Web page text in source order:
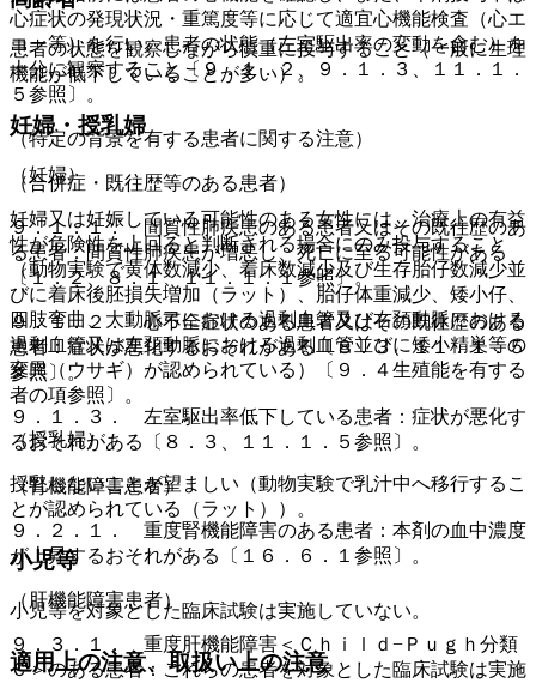
患者の状態を観察しながら慎重に投与すること（一般に生理
機能が低下していることが多い）。
妊婦・授乳婦
（妊婦）
妊婦又は妊娠している可能性のある女性には、治療上の有益
性が危険性を上回ると判断される場合にのみ投与すること
（動物実験で黄体数減少、着床数減少及び生存胎仔数減少並
びに着床後胚損失増加（ラット）、胎仔体重減少、矮小仔、
四肢弯曲、大動脈弓における過剰血管及び右頚動脈における
過剰血管又は左頚動脈における過剰血管並びに矮小精巣等の
変異（ウサギ）が認められている）〔９．４生殖能を有する
者の項参照〕。
（授乳婦）
授乳しないことが望ましい（動物実験で乳汁中へ移行するこ
とが認められている（ラット））。
小児等
小児等を対象とした臨床試験は実施していない。
適用上の注意、取扱い上の注意
心症状の発現状況・重篤度等に応じて適宜心機能検査（心エ
コー等）を行い、患者の状態（左室駆出率の変動を含む）を
十分に観察すること〔９．１．２、９．１．３、１１．１．
５参照〕。
（特定の背景を有する患者に関する注意）
（合併症・既往歴等のある患者）
９．１．１． 間質性肺疾患のある患者又はその既往歴のあ
る患者：間質性肺疾患が増悪し、死亡に至る可能性がある
〔１．２、８．１、１１．１．１参照〕。
９．１．２． 心不全症状のある患者又はその既往歴のある
患者：症状が悪化するおそれがある〔８．３、１１．１．５
参照〕。
９．１．３． 左室駆出率低下している患者：症状が悪化す
るおそれがある〔８．３、１１．１．５参照〕。
（腎機能障害患者）
９．２．１． 重度腎機能障害のある患者：本剤の血中濃度
が上昇するおそれがある〔１６．６．１参照〕。
（肝機能障害患者）
９．３．１． 重度肝機能障害＜Ｃｈｉｌｄ−Ｐｕｇｈ分類
Ｃ＞のある患者：これらの患者を対象とした臨床試験は実施